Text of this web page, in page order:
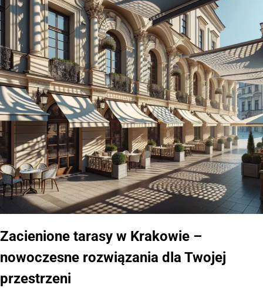
Zacienione tarasy w Krakowie –
nowoczesne rozwiązania dla Twojej
przestrzeni